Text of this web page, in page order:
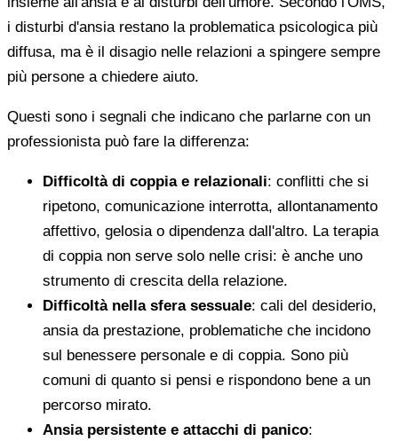
i disturbi d'ansia restano la problematica psicologica più
diffusa, ma è il disagio nelle relazioni a spingere sempre
più persone a chiedere aiuto.
Questi sono i segnali che indicano che parlarne con un
professionista può fare la differenza:
Difficoltà di coppia e relazionali: conflitti che si
ripetono, comunicazione interrotta, allontanamento
affettivo, gelosia o dipendenza dall'altro. La terapia
di coppia non serve solo nelle crisi: è anche uno
strumento di crescita della relazione.
Difficoltà nella sfera sessuale: cali del desiderio,
ansia da prestazione, problematiche che incidono
sul benessere personale e di coppia. Sono più
comuni di quanto si pensi e rispondono bene a un
percorso mirato.
Ansia persistente e attacchi di panico: